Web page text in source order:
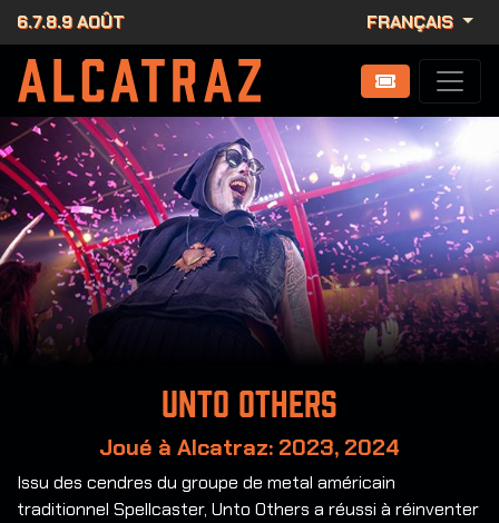
6.7.8.9 AOÛT FRANÇAIS
Unto Others
Joué à Alcatraz: 2023, 2024
Issu des cendres du groupe de metal américain
traditionnel Spellcaster, Unto Others a réussi à réinventer